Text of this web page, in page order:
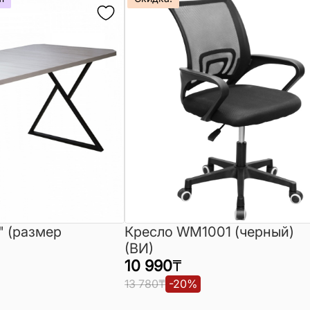
(размер
Кресло WM1001 (черный)
(ВИ)
10 990₸
13 780₸ -20%